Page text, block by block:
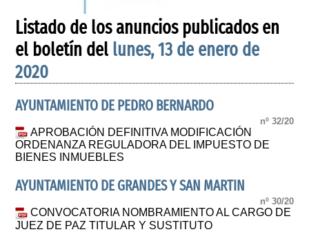
Listado de los anuncios publicados en
el boletín del lunes, 13 de enero de
2020
AYUNTAMIENTO DE PEDRO BERNARDO
nº 32/20
APROBACIÓN DEFINITIVA MODIFICACIÓN
ORDENANZA REGULADORA DEL IMPUESTO DE
BIENES INMUEBLES
AYUNTAMIENTO DE GRANDES Y SAN MARTIN
nº 30/20
CONVOCATORIA NOMBRAMIENTO AL CARGO DE
JUEZ DE PAZ TITULAR Y SUSTITUTO